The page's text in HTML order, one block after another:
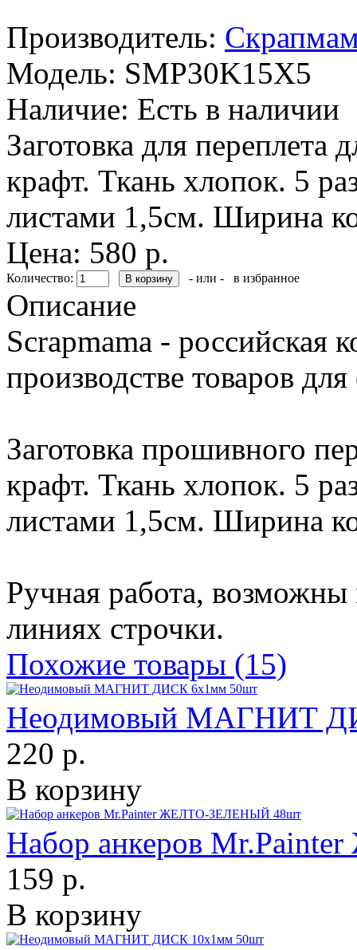
Производитель:
Модель: SMP30K15X5
Наличие: Есть в наличии
Заготовка для переплета
крафт. Ткань хлопок. 5
листами 1,5см. Ширина
Цена: 580 р.
Количество: - или - в избранное
Описание
Scrapmama - российская
производстве товаров
Заготовка прошивного
крафт. Ткань хлопок. 5
листами 1,5см. Ширина
Ручная работа,
линиях строчки.
Похожие товары (15)
Неодимовый МАГНИТ
220 р.
В корзину
Набор анкеров
159 р.
В корзину